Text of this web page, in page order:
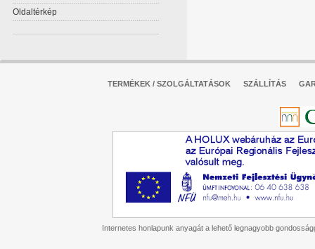
Oldaltérkép
TERMÉKEK / SZOLGÁLTATÁSOK SZÁLLÍTÁS
Internetes honlapunk anyagát a lehető legnagyobb